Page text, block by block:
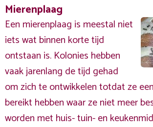
Mierenplaag
Een mierenplaag is meestal niet
iets wat binnen korte tijd
ontstaan is. Kolonies hebben
vaak jarenlang de tijd gehad
om zich te ontwikkelen totdat ze
bereikt hebben waar ze niet meer
worden met huis- tuin- en